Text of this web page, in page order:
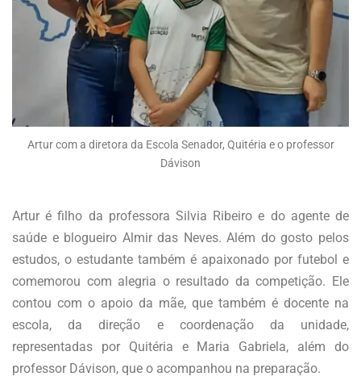
Artur com a diretora da Escola Senador, Quitéria e o professor
Dávison
Artur é filho da professora Silvia Ribeiro e do agente de
saúde e blogueiro Almir das Neves. Além do gosto pelos
estudos, o estudante também é apaixonado por futebol e
comemorou com alegria o resultado da competição. Ele
contou com o apoio da mãe, que também é docente na
escola, da direção e coordenação da unidade,
representadas por Quitéria e Maria Gabriela, além do
professor Dávison, que o acompanhou na preparação.